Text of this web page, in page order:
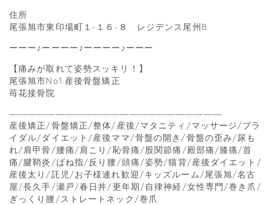
住所
尾張旭市東印場町１-１６-８ レジデンス尾州B
ーーー♪ーーーー♪ーーーー♪ーーー
【痛みが取れて姿勢スッキリ！】
尾張旭市No1.産後骨盤矯正
苺花接骨院
―――――――――――――――――――――――
産後矯正/骨盤矯正/整体/産後/マタニティ/マッサージ/ブラ
イダル/ダイエット/産後ママ/骨盤の開き/骨盤の歪み/尿も
れ/肩甲骨/腰痛/肩こり/恥骨痛/股関節痛/殿部痛/膝痛/首
痛/腱鞘炎/ばね指/反り腰/頭痛/姿勢/猫背/産後ダイエット/
産後太り/託児/お子様連れ歓迎/キッズルーム/尾張旭/名古
屋/長久手/瀬戸/春日井/更年期/自律神経/女性専門/巻き爪/
ぎっくり腰/ストレートネック/巻爪